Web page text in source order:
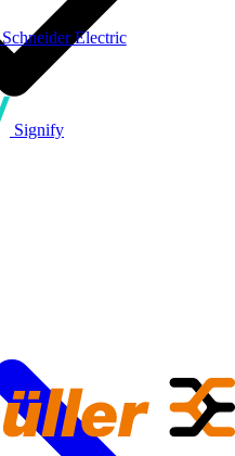
Schneider Electric
Signify